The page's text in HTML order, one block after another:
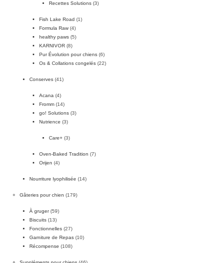
Recettes Solutions (3)
Fish Lake Road (1)
Formula Raw (4)
healthy paws (5)
KARNIVOR (8)
Pur Évolution pour chiens (6)
Os & Collations congelés (22)
Conserves (41)
Acana (4)
Fromm (14)
go! Solutions (3)
Nutrience (3)
Care+ (3)
Oven-Baked Tradition (7)
Orijen (4)
Nourriture lyophilisée (14)
Gâteries pour chien (179)
À gruger (59)
Biscuits (13)
Fonctionnelles (27)
Garniture de Repas (10)
Récompense (108)